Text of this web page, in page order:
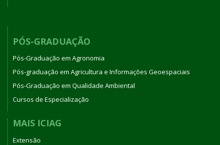
PÓS-GRADUAÇÃO
Pós-Graduação em Agronomia
Pós-graduação em Agricultura e Informações Geoespaciais
Pós-Graduação em Qualidade Ambiental
Cursos de Especialização
MAIS ICIAG
Extensão